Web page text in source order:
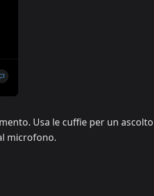
Usa le cuffie per un ascolto
microfono.